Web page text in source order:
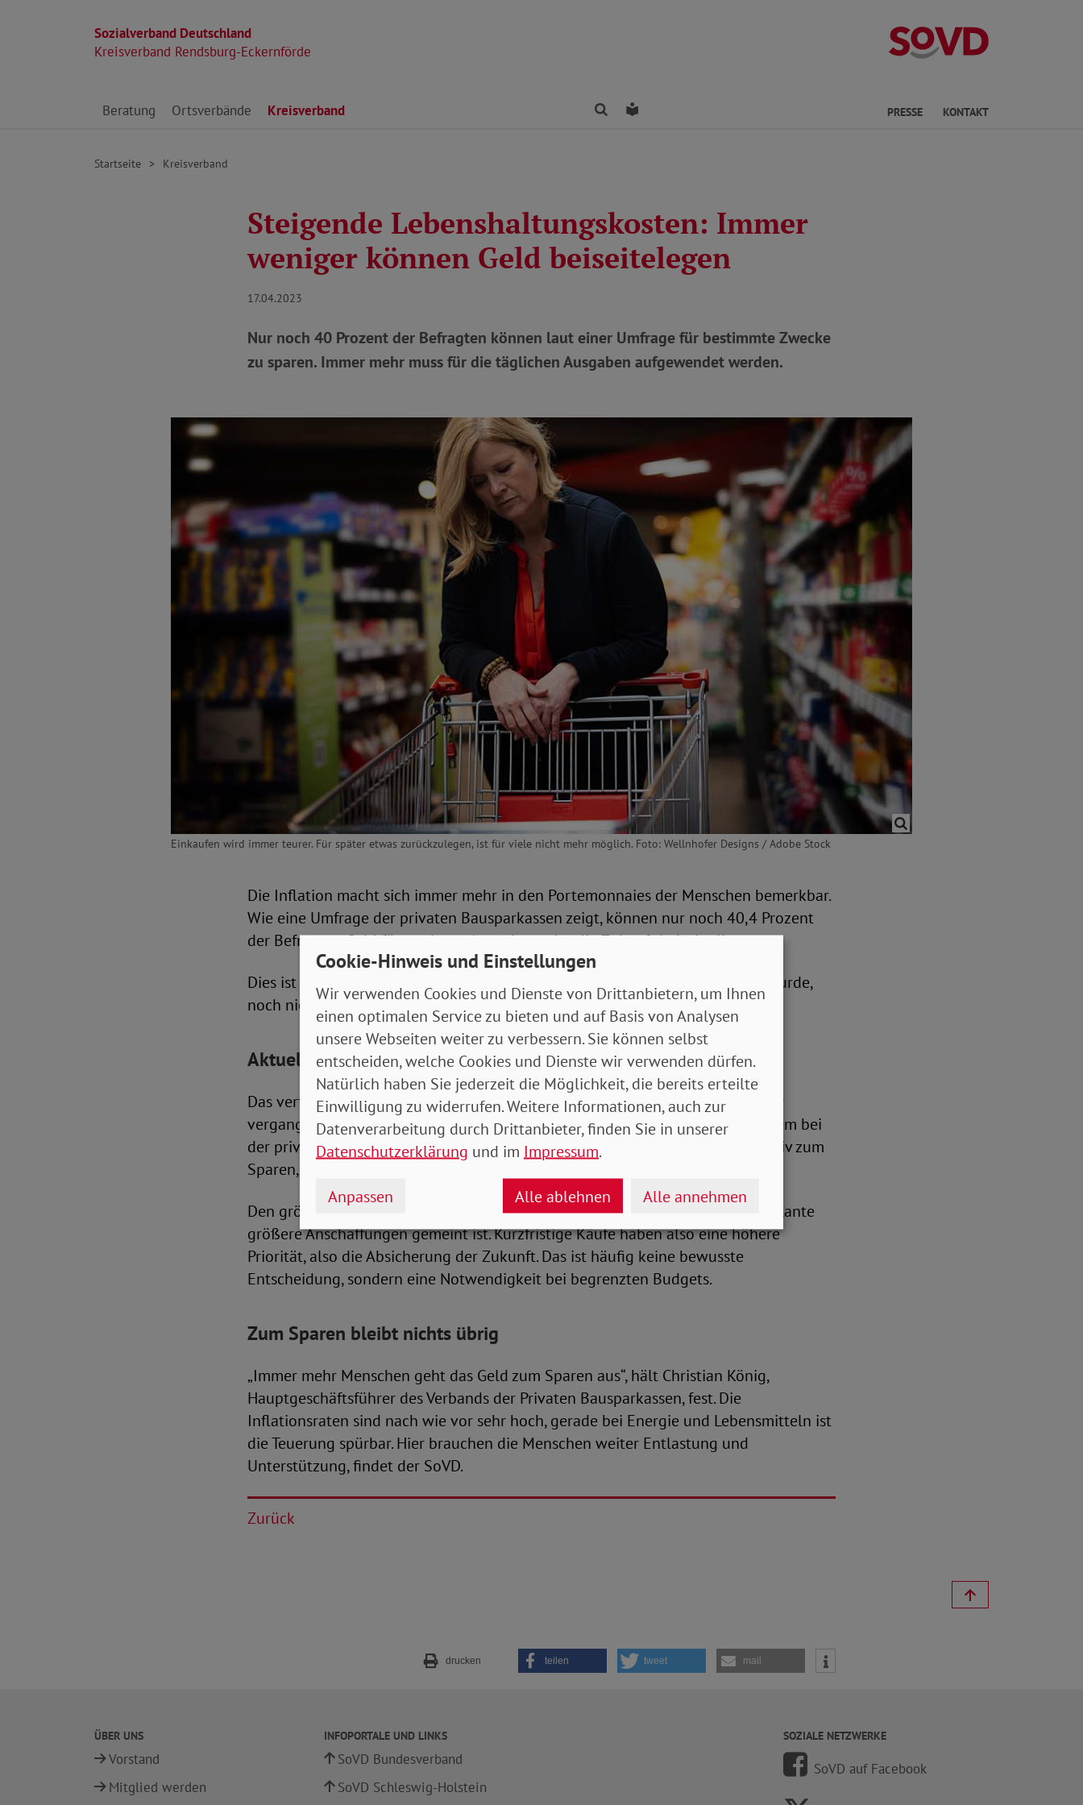
Sozialverband Deutschland
Kreisverband Rendsburg-Eckernförde
Kreisverband
Direkt zu den Inhalten springen
Beratung Ortsverbände Kreisverband FindenLeichte Sprache PRESSE KONTAKT
Startseite Kreisverband
Steigende Lebenshaltungskosten: Immer
weniger können Geld beiseitelegen
17.04.2023
Nur noch 40 Prozent der Befragten können laut einer Umfrage für bestimmte Zwecke
zu sparen. Immer mehr muss für die täglichen Ausgaben aufgewendet werden.
Einkaufen wird immer teurer. Für später etwas zurückzulegen, ist für viele nicht mehr möglich. Foto: Wellnhofer Designs / Adobe Stock
Die Inflation macht sich immer mehr in den Portemonnaies der Menschen bemerkbar.
Wie eine Umfrage der privaten Bausparkassen zeigt, können nur noch 40,4 Prozent
der Befragten Geld für geplante Ausgaben oder die Zukunft beiseite liegen.
Dies ist der zweitniedrigste Werte, der seit 1997 in dieser Umfrage ermittelt wurde,
noch niedriger lag er lediglich im Sommer vergangenen Jahres.
Aktuelle Anschaffungen statt Vorsorge
Das verfügbare Einkommen der Menschen kann mit den Preissteigerungen der
vergangenen Monate nicht mithalten. Abstriche machen die Befragten vor allem bei
der privaten Altersvorsorge. Nur noch 51 Prozent nennen dies als größtes Motiv zum
Sparen, im vergangenen Jahr waren es noch 5 Prozent mehr.
Den größten Zuwachs gab es beim Punkt „Konsum“, womit das Sparen für geplante
größere Anschaffungen gemeint ist. Kurzfristige Käufe haben also eine höhere
Priorität, also die Absicherung der Zukunft. Das ist häufig keine bewusste
Entscheidung, sondern eine Notwendigkeit bei begrenzten Budgets.
Zum Sparen bleibt nichts übrig
„Immer mehr Menschen geht das Geld zum Sparen aus“, hält Christian König,
Hauptgeschäftsführer des Verbands der Privaten Bausparkassen, fest. Die
Inflationsraten sind nach wie vor sehr hoch, gerade bei Energie und Lebensmitteln ist
die Teuerung spürbar. Hier brauchen die Menschen weiter Entlastung und
Unterstützung, findet der SoVD.
Zurück
drucken teilen tweet mail
ÜBER UNS
Vorstand
Mitglied werden
INFOPORTALE UND LINKS
SoVD Bundesverband
SoVD Schleswig-Holstein
SOZIALE NETZWERKE
SoVD auf Facebook
Cookie-Hinweis und Einstellungen
Wir verwenden Cookies und Dienste von Drittanbietern, um Ihnen
einen optimalen Service zu bieten und auf Basis von Analysen
unsere Webseiten weiter zu verbessern. Sie können selbst
entscheiden, welche Cookies und Dienste wir verwenden dürfen.
Natürlich haben Sie jederzeit die Möglichkeit, die bereits erteilte
Einwilligung zu widerrufen. Weitere Informationen, auch zur
Datenverarbeitung durch Drittanbieter, finden Sie in unserer
Datenschutzerklärung und im Impressum.
Anpassen Alle ablehnen Alle annehmen